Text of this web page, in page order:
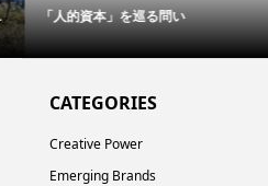
「人的資本」を巡る問い
CATEGORIES
Creative Power
Emerging Brands